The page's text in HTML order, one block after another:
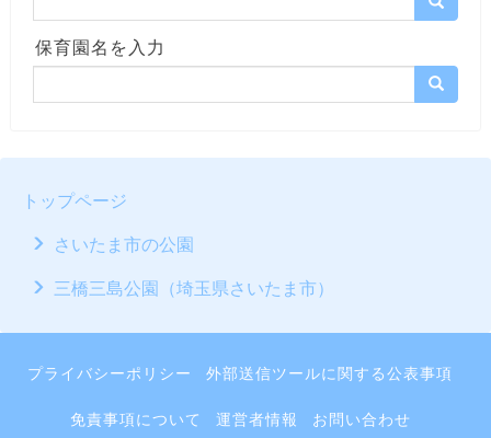
保育園名を入力
トップページ
さいたま市の公園
三橋三島公園（埼玉県さいたま市）
プライバシーポリシー 外部送信ツールに関する公表事項
免責事項について 運営者情報 お問い合わせ